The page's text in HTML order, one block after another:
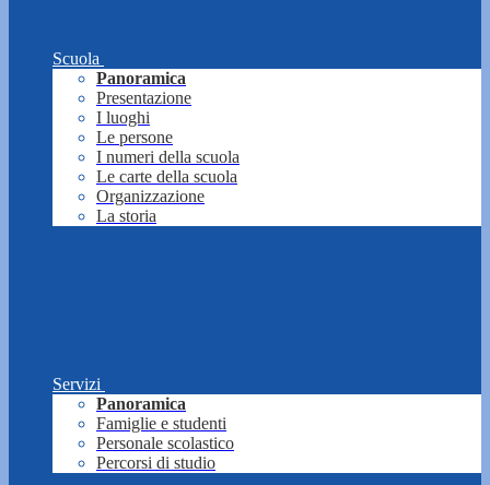
Scuola
Panoramica
Presentazione
I luoghi
Le persone
I numeri della scuola
Le carte della scuola
Organizzazione
La storia
Servizi
Panoramica
Famiglie e studenti
Personale scolastico
Percorsi di studio